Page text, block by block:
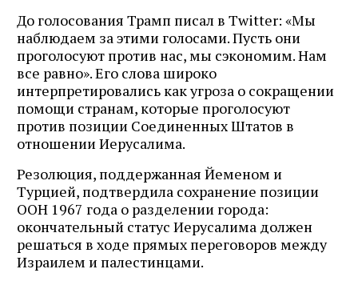
До голосования Трамп писал в Twitter: «Мы
наблюдаем за этими голосами. Пусть они
проголосуют против нас, мы сэкономим. Нам
все равно». Его слова широко
интерпретировались как угроза о сокращении
помощи странам, которые проголосуют
против позиции Соединенных Штатов в
отношении Иерусалима.
Резолюция, поддержанная Йеменом и
Турцией, подтвердила сохранение позиции
ООН 1967 года о разделении города:
окончательный статус Иерусалима должен
решаться в ходе прямых переговоров между
Израилем и палестинцами.